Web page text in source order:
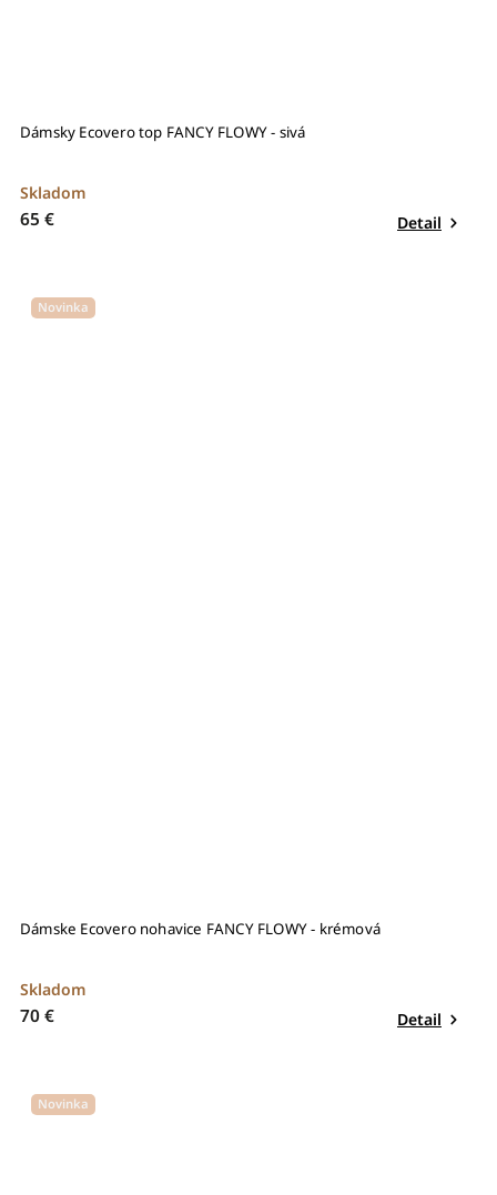
Dámsky Ecovero top FANCY FLOWY - sivá
Skladom
65 € Detail
Novinka
Dámske Ecovero nohavice FANCY FLOWY - krémová
Skladom
70 € Detail
Novinka